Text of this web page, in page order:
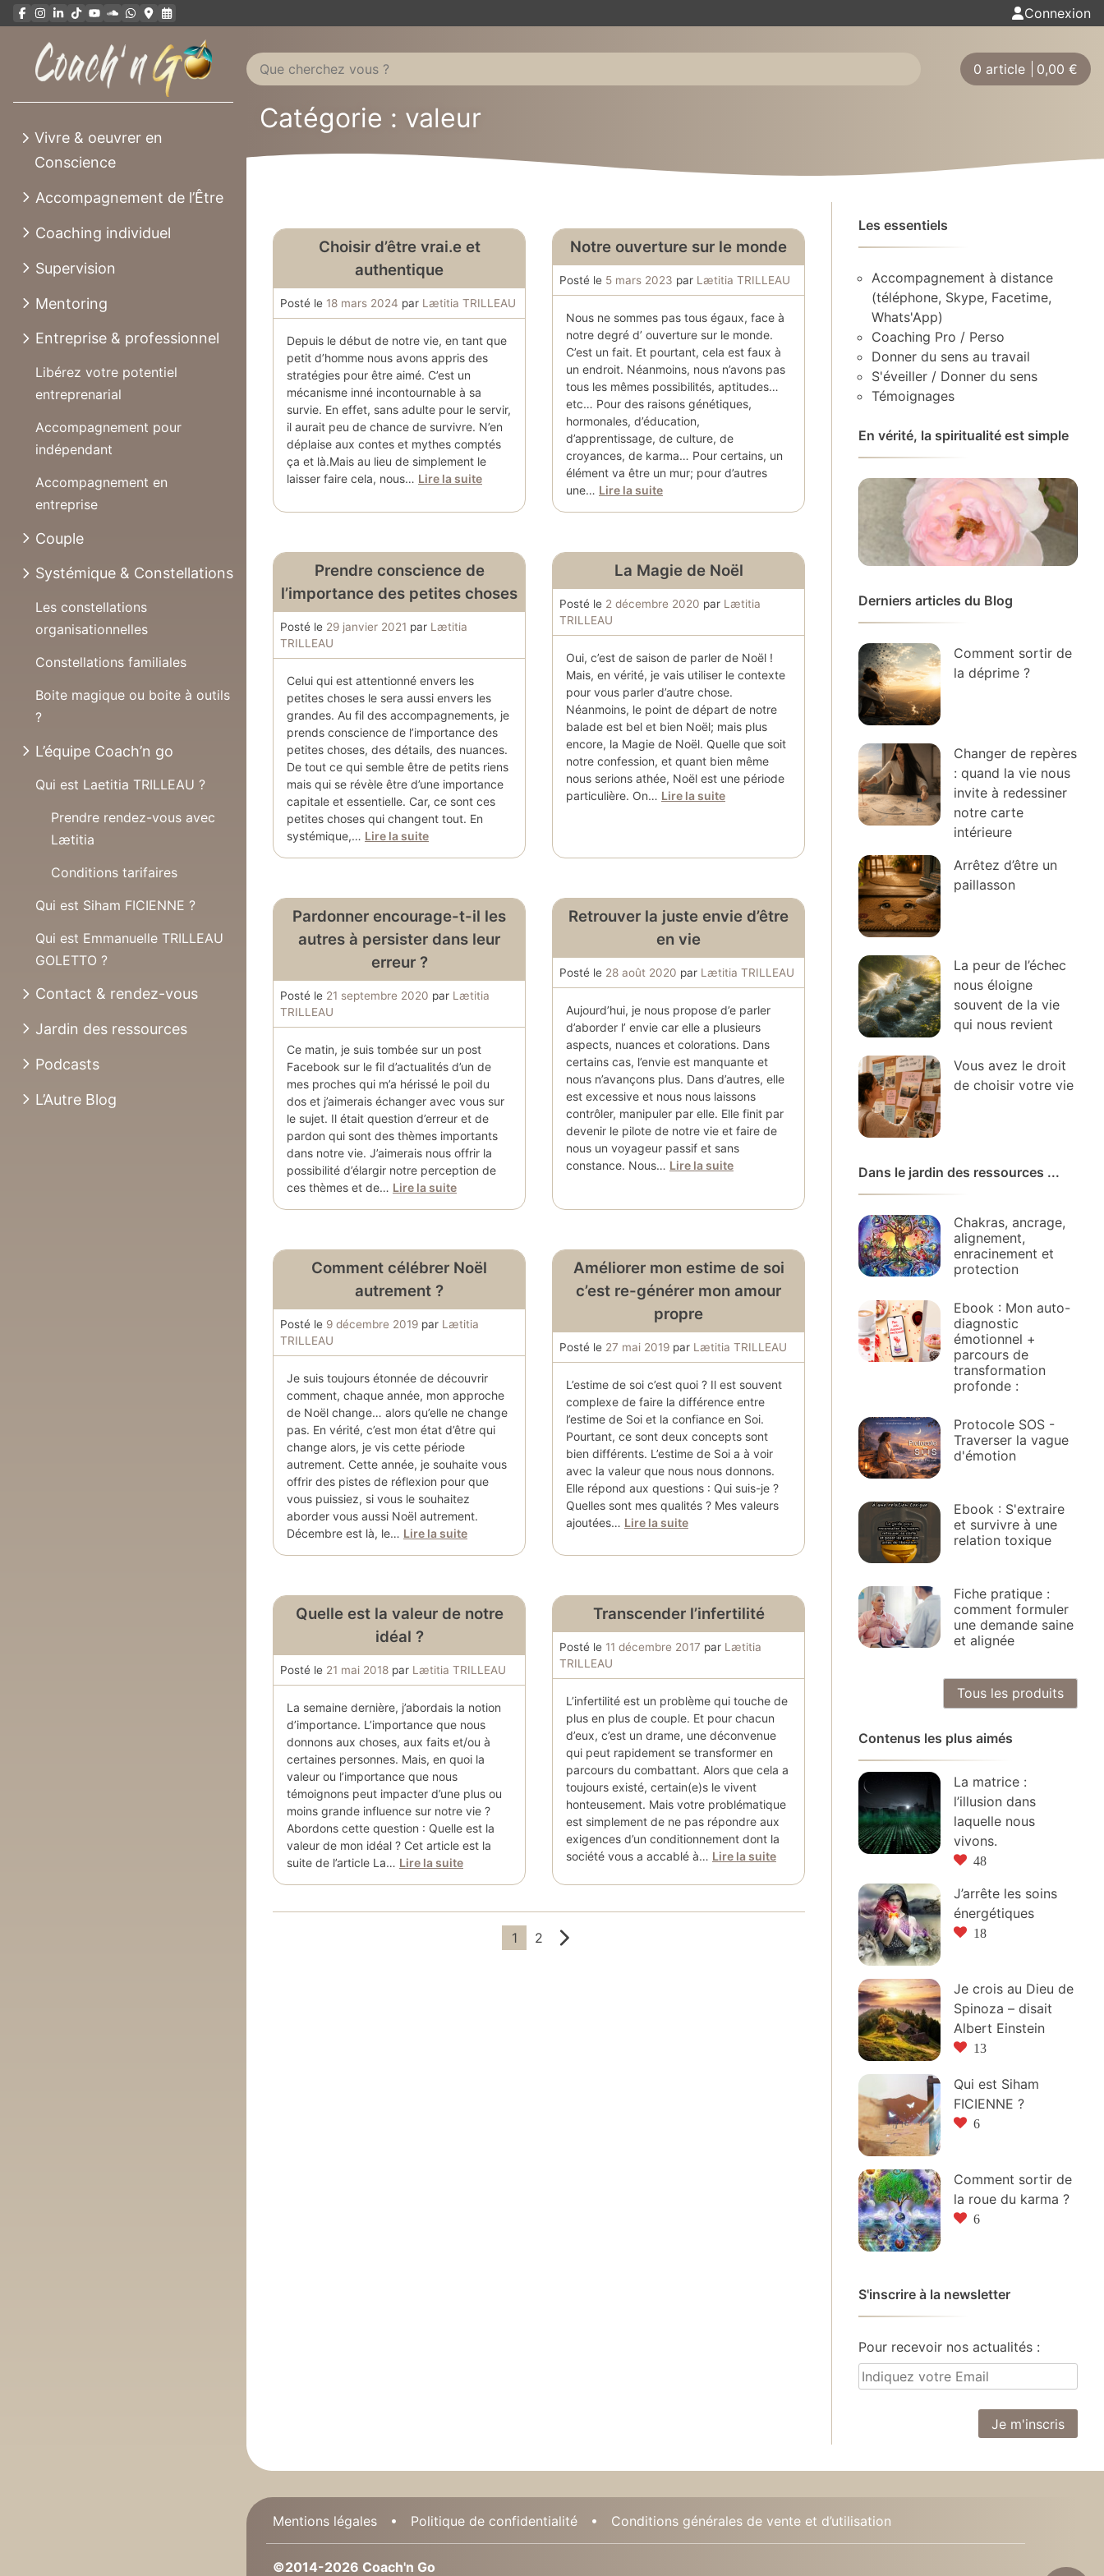
Connexion
contenu
Vivre & oeuvrer en
Conscience
Accompagnement de l’Être
Coaching individuel
Supervision
Mentoring
Entreprise & professionnel
Libérez votre potentiel
entreprenarial
Accompagnement pour
indépendant
Accompagnement en
entreprise
Couple
Systémique & Constellations
Les constellations
organisationnelles
Constellations familiales
Boite magique ou boite à outils
?
L’équipe Coach’n go
Qui est Laetitia TRILLEAU ?
Prendre rendez-vous avec
Lætitia
Conditions tarifaires
Qui est Siham FICIENNE ?
Qui est Emmanuelle TRILLEAU
GOLETTO ?
Contact & rendez-vous
Jardin des ressources
Podcasts
L’Autre Blog
0 article 0,00 €
Catégorie : valeur
Choisir d’être vrai.e et
authentique
Posté le 18 mars 2024 par Lætitia TRILLEAU
Depuis le début de notre vie, en tant que
petit d’homme nous avons appris des
stratégies pour être aimé. C’est un
mécanisme inné incontournable à sa
survie. En effet, sans adulte pour le servir,
il aurait peu de chance de survivre. N’en
déplaise aux contes et mythes comptés
ça et là.Mais au lieu de simplement le
laisser faire cela, nous… Lire la suite
Notre ouverture sur le monde
Posté le 5 mars 2023 par Lætitia TRILLEAU
Nous ne sommes pas tous égaux, face à
notre degré d’ ouverture sur le monde.
C’est un fait. Et pourtant, cela est faux à
un endroit. Néanmoins, nous n’avons pas
tous les mêmes possibilités, aptitudes…
etc… Pour des raisons génétiques,
hormonales, d’éducation,
d’apprentissage, de culture, de
croyances, de karma… Pour certains, un
élément va être un mur; pour d’autres
une… Lire la suite
Prendre conscience de
l’importance des petites choses
Posté le 29 janvier 2021 par Lætitia
TRILLEAU
Celui qui est attentionné envers les
petites choses le sera aussi envers les
grandes. Au fil des accompagnements, je
prends conscience de l’importance des
petites choses, des détails, des nuances.
De tout ce qui semble être de petits riens
mais qui se révèle être d’une importance
capitale et essentielle. Car, ce sont ces
petites choses qui changent tout. En
systémique,… Lire la suite
La Magie de Noël
Posté le 2 décembre 2020 par Lætitia
TRILLEAU
Oui, c’est de saison de parler de Noël !
Mais, en vérité, je vais utiliser le contexte
pour vous parler d’autre chose.
Néanmoins, le point de départ de notre
balade est bel et bien Noël; mais plus
encore, la Magie de Noël. Quelle que soit
notre confession, et quant bien même
nous serions athée, Noël est une période
particulière. On… Lire la suite
Pardonner encourage-t-il les
autres à persister dans leur
erreur ?
Posté le 21 septembre 2020 par Lætitia
TRILLEAU
Ce matin, je suis tombée sur un post
Facebook sur le fil d’actualités d’un de
mes proches qui m’a hérissé le poil du
dos et j’aimerais échanger avec vous sur
le sujet. Il était question d’erreur et de
pardon qui sont des thèmes importants
dans notre vie. J’aimerais nous offrir la
possibilité d’élargir notre perception de
ces thèmes et de… Lire la suite
Retrouver la juste envie d’être
en vie
Posté le 28 août 2020 par Lætitia TRILLEAU
Aujourd’hui, je nous propose d’e parler
d’aborder l’ envie car elle a plusieurs
aspects, nuances et colorations. Dans
certains cas, l’envie est manquante et
nous n’avançons plus. Dans d’autres, elle
est excessive et nous nous laissons
contrôler, manipuler par elle. Elle finit par
devenir le pilote de notre vie et faire de
nous un voyageur passif et sans
constance. Nous… Lire la suite
Comment célébrer Noël
autrement ?
Posté le 9 décembre 2019 par Lætitia
TRILLEAU
Je suis toujours étonnée de découvrir
comment, chaque année, mon approche
de Noël change… alors qu’elle ne change
pas. En vérité, c’est mon état d’être qui
change alors, je vis cette période
autrement. Cette année, je souhaite vous
offrir des pistes de réflexion pour que
vous puissiez, si vous le souhaitez
aborder vous aussi Noël autrement.
Décembre est là, le… Lire la suite
Améliorer mon estime de soi
c’est re-générer mon amour
propre
Posté le 27 mai 2019 par Lætitia TRILLEAU
L’estime de soi c’est quoi ? Il est souvent
complexe de faire la différence entre
l’estime de Soi et la confiance en Soi.
Pourtant, ce sont deux concepts sont
bien différents. L’estime de Soi a à voir
avec la valeur que nous nous donnons.
Elle répond aux questions : Qui suis-je ?
Quelles sont mes qualités ? Mes valeurs
ajoutées… Lire la suite
Quelle est la valeur de notre
idéal ?
Posté le 21 mai 2018 par Lætitia TRILLEAU
La semaine dernière, j’abordais la notion
d’importance. L’importance que nous
donnons aux choses, aux faits et/ou à
certaines personnes. Mais, en quoi la
valeur ou l’importance que nous
témoignons peut impacter d’une plus ou
moins grande influence sur notre vie ?
Abordons cette question : Quelle est la
valeur de mon idéal ? Cet article est la
suite de l’article La… Lire la suite
Transcender l’infertilité
Posté le 11 décembre 2017 par Lætitia
TRILLEAU
L’infertilité est un problème qui touche de
plus en plus de couple. Et pour chacun
d’eux, c’est un drame, une déconvenue
qui peut rapidement se transformer en
parcours du combattant. Alors que cela a
toujours existé, certain(e)s le vivent
honteusement. Mais votre problématique
est simplement de ne pas répondre aux
exigences d’un conditionnement dont la
société vous a accablé à… Lire la suite
1 2
Les essentiels
Accompagnement à distance
(téléphone, Skype, Facetime,
Whats'App)
Coaching Pro / Perso
Donner du sens au travail
S'éveiller / Donner du sens
Témoignages
En vérité, la spiritualité est simple
Derniers articles du Blog
Comment sortir de
la déprime ?
Changer de repères
: quand la vie nous
invite à redessiner
notre carte
intérieure
Arrêtez d’être un
paillasson
La peur de l’échec
nous éloigne
souvent de la vie
qui nous revient
Vous avez le droit
de choisir votre vie
Dans le jardin des ressources ...
Chakras, ancrage,
alignement,
enracinement et
protection
Ebook : Mon auto-
diagnostic
émotionnel +
parcours de
transformation
profonde :
Protocole SOS -
Traverser la vague
d'émotion
Ebook : S'extraire
et survivre à une
relation toxique
Fiche pratique :
comment formuler
une demande saine
et alignée
Tous les produits
Contenus les plus aimés
La matrice :
l’illusion dans
laquelle nous
vivons.
48
J’arrête les soins
énergétiques
18
Je crois au Dieu de
Spinoza – disait
Albert Einstein
13
Qui est Siham
FICIENNE ?
6
Comment sortir de
la roue du karma ?
6
S'inscrire à la newsletter
Pour recevoir nos actualités :
Mentions légales Politique de confidentialité Conditions générales de vente et d’utilisation
©2014-2026 Coach'n Go